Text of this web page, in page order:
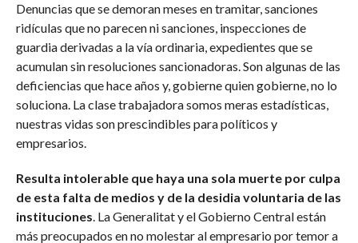
Denuncias que se demoran meses en tramitar, sanciones
ridículas que no parecen ni sanciones, inspecciones de
guardia derivadas a la vía ordinaria, expedientes que se
acumulan sin resoluciones sancionadoras. Son algunas de las
deficiencias que hace años y, gobierne quien gobierne, no lo
soluciona. La clase trabajadora somos meras estadísticas,
nuestras vidas son prescindibles para políticos y
empresarios.
Resulta intolerable que haya una sola muerte por culpa
de esta falta de medios y de la desidia voluntaria de las
instituciones. La Generalitat y el Gobierno Central están
más preocupados en no molestar al empresario por temor a